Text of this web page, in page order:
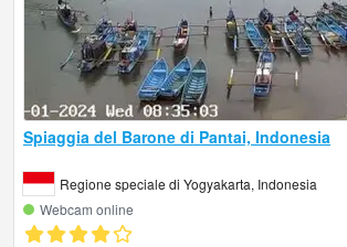
Spiaggia del Barone di Pantai, Indonesia
Regione speciale di Yogyakarta, Indonesia
Webcam online